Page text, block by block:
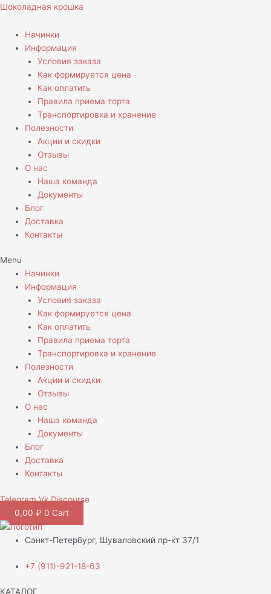
Перейти
содержимому
Шоколадная крошка
Начинки
Информация
Условия заказа
Как формируется цена
Как оплатить
Правила приема торта
Транспортировка и хранение
Полезности
Акции и скидки
Отзывы
О нас
Наша команда
Документы
Блог
Доставка
Контакты
Menu
Начинки
Информация
Условия заказа
Как формируется цена
Как оплатить
Правила приема торта
Транспортировка и хранение
Полезности
Акции и скидки
Отзывы
О нас
Наша команда
Документы
Блог
Доставка
Контакты
Telegram Vk Discourse
0,00 ₽ 0 Cart
Санкт-Петербург, Шуваловский пр-кт 37/1
+7 (911)-921-18-63
КАТАЛОГ
Количество
Торт
Свадебный
морском
стиле